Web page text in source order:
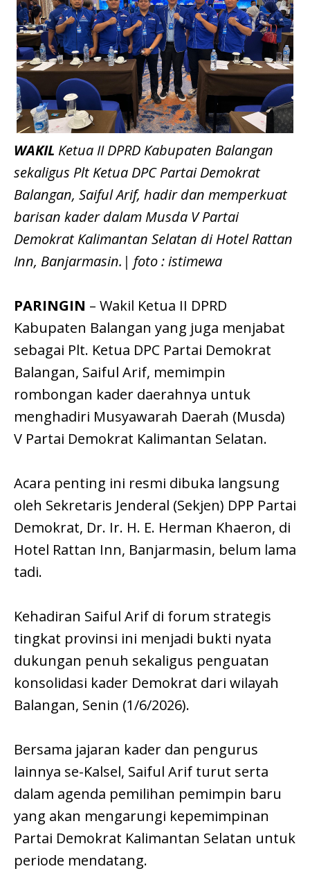
WAKIL Ketua II DPRD Kabupaten Balangan
sekaligus Plt Ketua DPC Partai Demokrat
Balangan, Saiful Arif, hadir dan memperkuat
barisan kader dalam Musda V Partai
Demokrat Kalimantan Selatan di Hotel Rattan
Inn, Banjarmasin.| foto : istimewa
PARINGIN – Wakil Ketua II DPRD
Kabupaten Balangan yang juga menjabat
sebagai Plt. Ketua DPC Partai Demokrat
Balangan, Saiful Arif, memimpin
rombongan kader daerahnya untuk
menghadiri Musyawarah Daerah (Musda)
V Partai Demokrat Kalimantan Selatan.
Acara penting ini resmi dibuka langsung
oleh Sekretaris Jenderal (Sekjen) DPP Partai
Demokrat, Dr. Ir. H. E. Herman Khaeron, di
Hotel Rattan Inn, Banjarmasin, belum lama
tadi.
Kehadiran Saiful Arif di forum strategis
tingkat provinsi ini menjadi bukti nyata
dukungan penuh sekaligus penguatan
konsolidasi kader Demokrat dari wilayah
Balangan, Senin (1/6/2026).
Bersama jajaran kader dan pengurus
lainnya se-Kalsel, Saiful Arif turut serta
dalam agenda pemilihan pemimpin baru
yang akan mengarungi kepemimpinan
Partai Demokrat Kalimantan Selatan untuk
periode mendatang.